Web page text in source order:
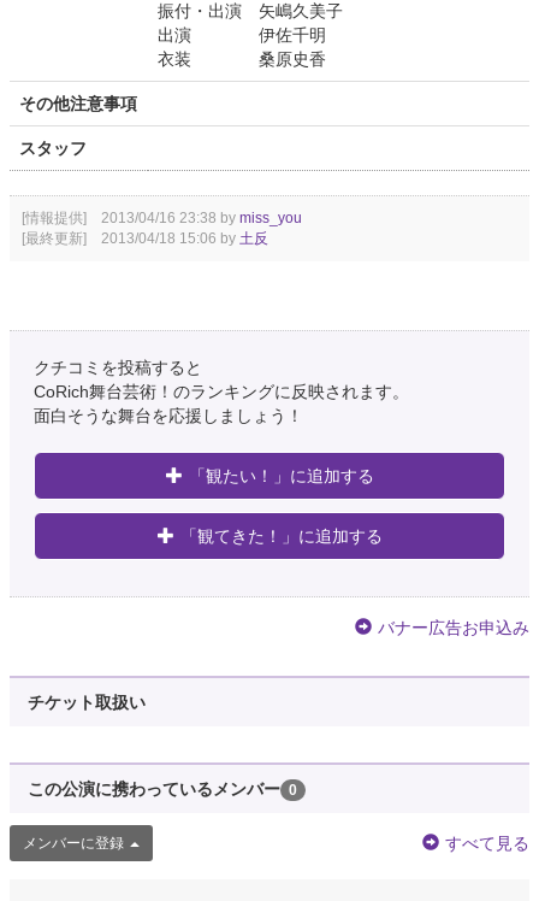
振付・出演 矢嶋久美子
出演 伊佐千明
衣装 桑原史香
その他注意事項
スタッフ
[情報提供] 2013/04/16 23:38 by miss_you
[最終更新] 2013/04/18 15:06 by 土反
クチコミを投稿すると
CoRich舞台芸術！のランキングに反映されます。
面白そうな舞台を応援しましょう！
「観たい！」に追加する
「観てきた！」に追加する
バナー広告お申込み
チケット取扱い
この公演に携わっているメンバー 0
メンバーに登録 すべて見る